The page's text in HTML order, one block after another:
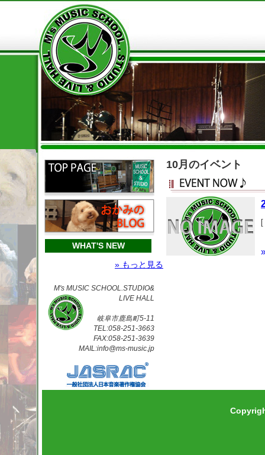
WHAT'S NEW
» もっと見る
M's MUSIC SCHOOL.STUDIO&
LIVE HALL
岐阜市鹿島町5-11
TEL:058-251-3663
FAX:058-251-3639
MAIL:info@ms-music.jp
10月のイベント